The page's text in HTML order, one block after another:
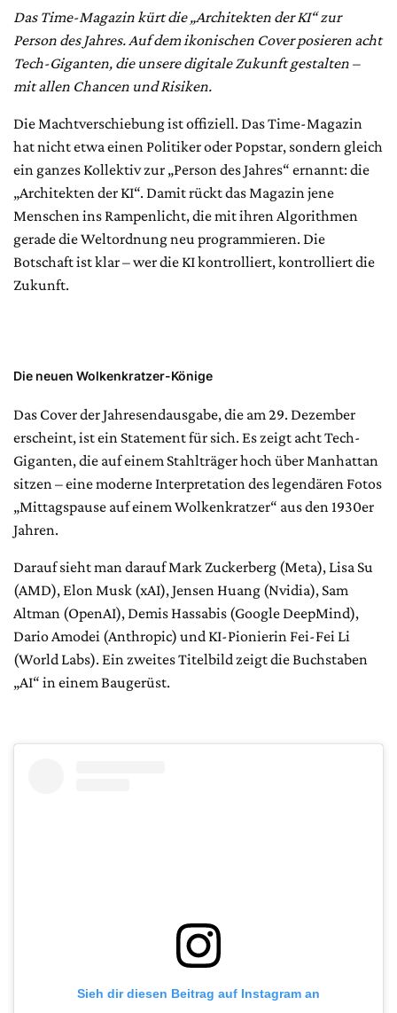
Das Time-Magazin kürt die „Architekten der KI“ zur
Person des Jahres. Auf dem ikonischen Cover posieren acht
Tech-Giganten, die unsere digitale Zukunft gestalten –
mit allen Chancen und Risiken.
Die Machtverschiebung ist offiziell. Das Time-Magazin
hat nicht etwa einen Politiker oder Popstar, sondern gleich
ein ganzes Kollektiv zur „Person des Jahres“ ernannt: die
„Architekten der KI“. Damit rückt das Magazin jene
Menschen ins Rampenlicht, die mit ihren Algorithmen
gerade die Weltordnung neu programmieren. Die
Botschaft ist klar – wer die KI kontrolliert, kontrolliert die
Zukunft.
Die neuen Wolkenkratzer-Könige
Das Cover der Jahresendausgabe, die am 29. Dezember
erscheint, ist ein Statement für sich. Es zeigt acht Tech-
Giganten, die auf einem Stahlträger hoch über Manhattan
sitzen – eine moderne Interpretation des legendären Fotos
„Mittagspause auf einem Wolkenkratzer“ aus den 1930er
Jahren.
Darauf sieht man darauf Mark Zuckerberg (Meta), Lisa Su
(AMD), Elon Musk (xAI), Jensen Huang (Nvidia), Sam
Altman (OpenAI), Demis Hassabis (Google DeepMind),
Dario Amodei (Anthropic) und KI-Pionierin Fei-Fei Li
(World Labs). Ein zweites Titelbild zeigt die Buchstaben
„AI“ in einem Baugerüst.
Sieh dir diesen Beitrag auf Instagram an